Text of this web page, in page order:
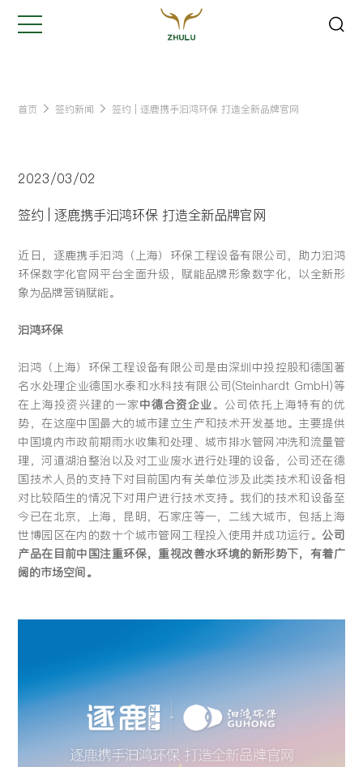
首页 签约新闻 签约 | 逐鹿携手汩鸿环保 打造全新品牌官网
2023/03/02
签约 | 逐鹿携手汩鸿环保 打造全新品牌官网
近日，逐鹿携手汩鸿（上海）环保工程设备有限公司，助力汩鸿
环保数字化官网平台全面升级，赋能品牌形象数字化，以全新形
象为品牌营销赋能。
汩鸿环保
汩鸿（上海）环保工程设备有限公司是由深圳中投控股和德国著
名水处理企业德国水泰和水科技有限公司(Steinhardt GmbH)等
在上海投资兴建的一家中德合资企业。公司依托上海特有的优
势，在这座中国最大的城市建立生产和技术开发基地。主要提供
中国境内市政前期雨水收集和处理、城市排水管网冲洗和流量管
理，河道湖泊整治以及对工业废水进行处理的设备，公司还在德
国技术人员的支持下对目前国内有关单位涉及此类技术和设备相
对比较陌生的情况下对用户进行技术支持。我们的技术和设备至
今已在北京，上海，昆明，石家庄等一，二线大城市，包括上海
世博园区在内的数十个城市管网工程投入使用并成功运行。 公司
产品在目前中国注重环保，重视改善水环境的新形势下，有着广
阔的市场空间。
是我们最重要的工作之一...
公司名称:*
联系方式:*
您的需求:
留言:
提交